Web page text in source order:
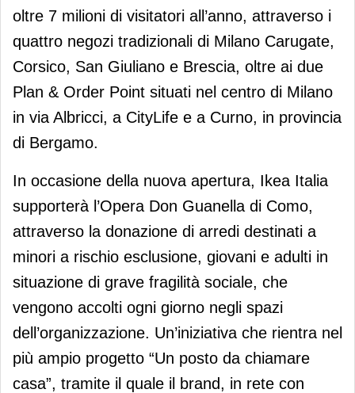
oltre 7 milioni di visitatori all’anno, attraverso i
quattro negozi tradizionali di Milano Carugate,
Corsico, San Giuliano e Brescia, oltre ai due
Plan & Order Point situati nel centro di Milano
in via Albricci, a CityLife e a Curno, in provincia
di Bergamo.
In occasione della nuova apertura, Ikea Italia
supporterà l’Opera Don Guanella di Como,
attraverso la donazione di arredi destinati a
minori a rischio esclusione, giovani e adulti in
situazione di grave fragilità sociale, che
vengono accolti ogni giorno negli spazi
dell’organizzazione. Un’iniziativa che rientra nel
più ampio progetto “Un posto da chiamare
casa”, tramite il quale il brand, in rete con